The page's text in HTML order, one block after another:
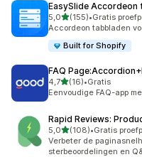
EasySlide Accordeon
5,0van 5 sterren
(155)
155 recensies in totaal
•Gratis
Accordeon tabbladen
Built for Shopify
FAQ
4,7van 5 sterren
(16)
16 recensies in totaal
•Gratis
Eenvoudige FAQ-app
Rapid Reviews:
5,0van 5 sterren
(108)
108 recensies in totaal
•Gratis
Verbeter de
sterbeoordelingen en